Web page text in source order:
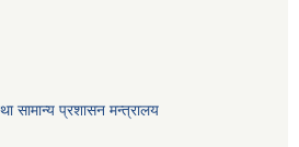
सामान्य प्रशासन मन्‍त्रालय